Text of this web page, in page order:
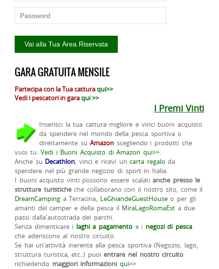
GARA GRATUITA MENSILE
Partecipa con la Tua catturaqui>>
Vedi i pescatori in garaqui >>
I Premi Vinti
Inserisci la tua cattura migliore e vinci buoni acquisto
da spendere nel mondo della pesca sportiva o
direttamente suAmazon scegliendo i prodotti che
vuoi tu.Vedi i Buoni Acquisto di Amazon qui>>.
Anche su Decathlon, vinci e ricevi uncarta regalo da
spendere nel più grande negozio di sport in Italia.
I buoni acquisto vinti possono essere scalatianche presso le
strutture turisticheche collaborano con il nostro sito, come il
DreamCamping a Terracina, LeGhiandeGuestHouseo per gli
amanti del camper e della pesca il MiraLagoRomaEst a due
passi dalla'autostrada dei parchi.
Senza dimenticare i laghi a pagamento e i negozi di pesca
che aderiscono al nostro circuito.
Se hai un'attività inerente alla pesca sportiva (Negozio, lago,
struttura turistica, etc..) puoientrare nel nostro circuito
richiedendo maggiori informazioni qui>>